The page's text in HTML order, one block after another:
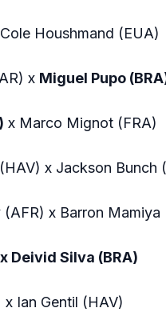
Houshmand (EUA)
x Miguel Pupo
x Marco Mignot (FRA)
x Jackson Bunch
x Barron Mamiya
Deivid Silva (BRA)
Ian Gentil (HAV)